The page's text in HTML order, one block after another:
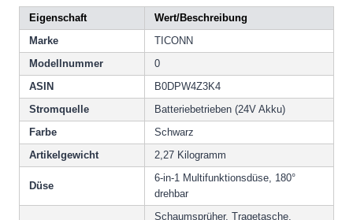
Eigenschaft
Wert/Beschreibung
Marke
TICONN
Modellnummer
0
ASIN
B0DPW4Z3K4
Stromquelle
Batteriebetrieben (24V Akku)
Farbe
Schwarz
Artikelgewicht
2,27 Kilogramm
Düse
6-in-1 Multifunktionsdüse, 180°
drehbar
Schaumsprüher, Tragetasche,